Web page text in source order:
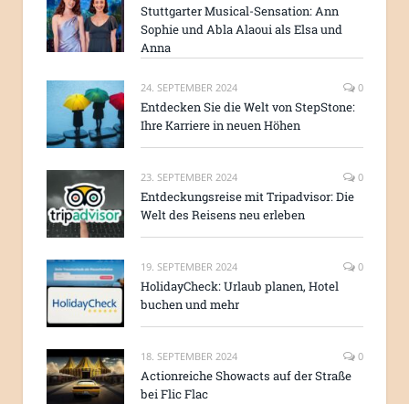
Stuttgarter Musical-Sensation: Ann
Sophie und Abla Alaoui als Elsa und
Anna
24. SEPTEMBER 2024 0
Entdecken Sie die Welt von StepStone:
Ihre Karriere in neuen Höhen
23. SEPTEMBER 2024 0
Entdeckungsreise mit Tripadvisor: Die
Welt des Reisens neu erleben
19. SEPTEMBER 2024 0
HolidayCheck: Urlaub planen, Hotel
buchen und mehr
18. SEPTEMBER 2024 0
Actionreiche Showacts auf der Straße
bei Flic Flac